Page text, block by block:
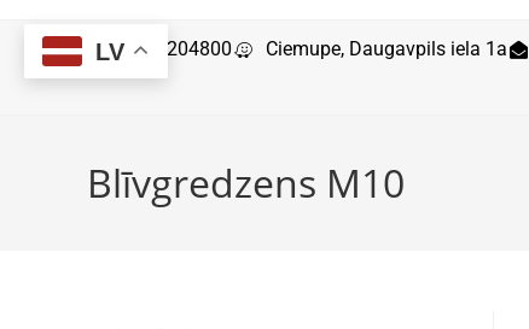
29204800 Ciemupe, Daugavpils iela 1a
Blīvgredzens M10
LV